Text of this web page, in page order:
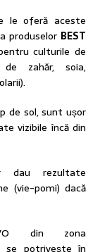
le oferă aceste
produselor BEST
culturile de
de zahăr, soia,
de sol, sunt ușor
vizibile încă din
dau rezultate
(vie-pomi) dacă
din zona
se potrivește în